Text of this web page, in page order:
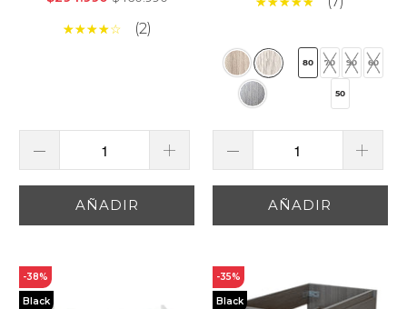
(2)
AÑADIR
80 70 90 60
50
AÑADIR
-38%
Black
-35%
Black